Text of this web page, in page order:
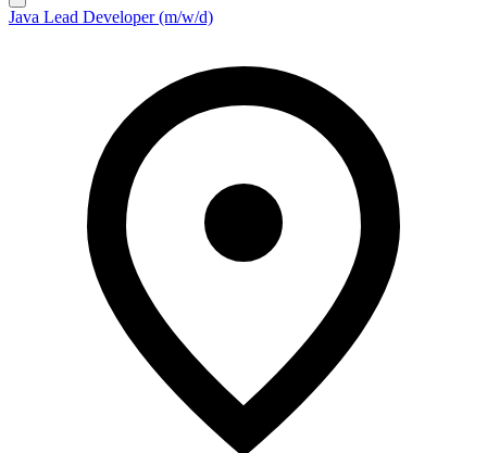
Java Lead Developer (m/w/d)